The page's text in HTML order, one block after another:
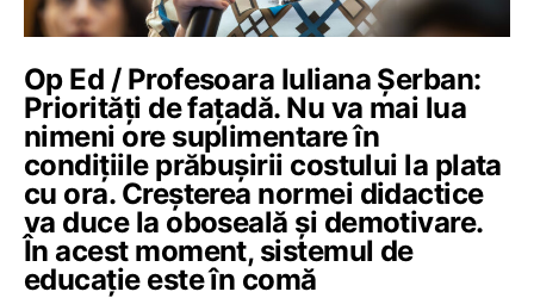
Op Ed / Profesoara Iuliana Șerban:
Priorități de fațadă. Nu va mai lua
nimeni ore suplimentare în
condițiile prăbușirii costului la plata
cu ora. Creșterea normei didactice
va duce la oboseală și demotivare.
În acest moment, sistemul de
educație este în comă